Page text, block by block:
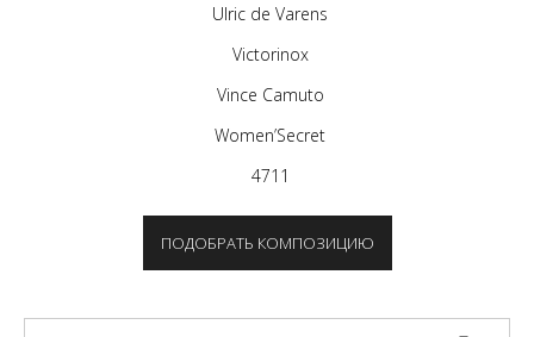
Ulric de Varens
Victorinox
Vince Camuto
Women’Secret
4711
ПОДОБРАТЬ КОМПОЗИЦИЮ